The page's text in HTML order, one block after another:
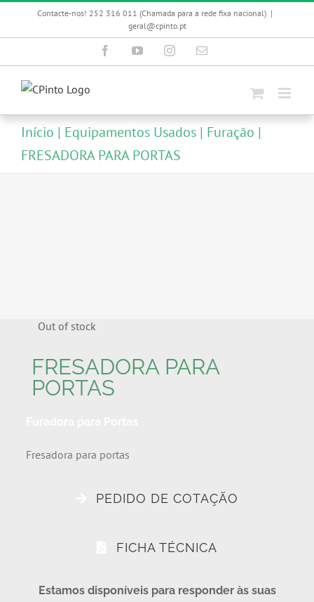
Contacte-nos! 252 316 011 (Chamada para a rede fixa nacional) |
geral@cpinto.pt
FacebookYouTubeInstagramEmail
publicado)
Início Equipamentos Usados
Furação
FRESADORA PARA PORTAS
Out of stock
FRESADORA PARA
PORTAS
Fresadora para portas
PEDIDO DE COTAÇÃO
FICHA TÉCNICA
Estamos disponíveis para responder às suas